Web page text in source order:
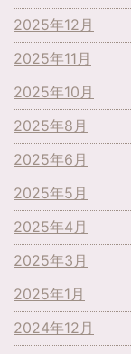
2025年12月
2025年11月
2025年10月
2025年8月
2025年6月
2025年5月
2025年4月
2025年3月
2025年1月
2024年12月